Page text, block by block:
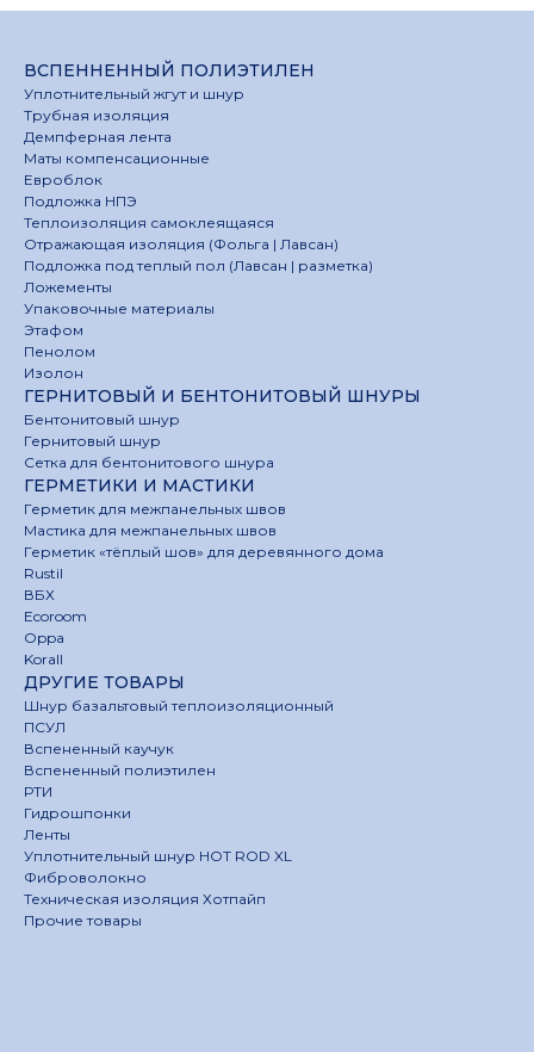
ВСПЕННЕННЫЙ ПОЛИЭТИЛЕН
Уплотнительный жгут и шнур
Трубная изоляция
Демпферная лента
Маты компенсационные
Евроблок
Подложка НПЭ
Теплоизоляция самоклеящаяся
Отражающая изоляция (Фольга | Лавсан)
Подложка под теплый пол (Лавсан | разметка)
Ложементы
Упаковочные материалы
Этафом
Пенолом
Изолон
ГЕРНИТОВЫЙ И БЕНТОНИТОВЫЙ ШНУРЫ
Бентонитовый шнур
Гернитовый шнур
Сетка для бентонитового шнура
ГЕРМЕТИКИ И МАСТИКИ
Герметик для межпанельных швов
Мастика для межпанельных швов
Герметик «тёплый шов» для деревянного дома
Rustil
ВБХ
Ecoroom
Oppa
Korall
ДРУГИЕ ТОВАРЫ
Шнур базальтовый теплоизоляционный
ПСУЛ
Вспененный каучук
Вспененный полиэтилен
РТИ
Гидрошпонки
Ленты
Уплотнительный шнур HOT ROD XL
Фиброволокно
Техническая изоляция Хотпайп
Прочие товары